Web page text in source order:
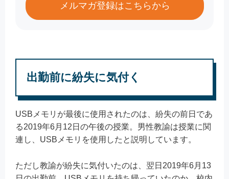
メルマガ登録はこちらから
出勤前に紛失に気付く
USBメモリが最後に使用されたのは、紛失の前日であ
る2019年6月12日の午後の授業。男性教諭は授業に関
連し、USBメモリを使用したと説明しています。
ただし教諭が紛失に気付いたのは、翌日2019年6月13